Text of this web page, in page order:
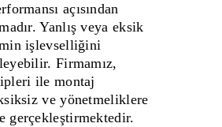
açısından
Yanlış veya eksik
işlevselliğini
Firmamız,
ile montaj
ve yönetmeliklere
gerçekleştirmektedir.